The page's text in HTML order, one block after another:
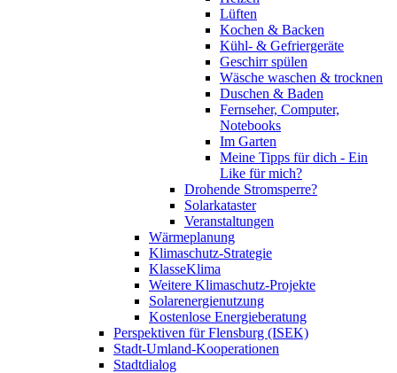
Lüften
Kochen & Backen
Kühl- & Gefriergeräte
Geschirr spülen
Wäsche waschen & trocknen
Duschen & Baden
Fernseher, Computer,
Notebooks
Im Garten
Meine Tipps für dich - Ein
Like für mich?
Drohende Stromsperre?
Solarkataster
Veranstaltungen
Wärmeplanung
Klimaschutz-Strategie
KlasseKlima
Weitere Klimaschutz-Projekte
Solarenergienutzung
Kostenlose Energieberatung
Perspektiven für Flensburg (ISEK)
Stadt-Umland-Kooperationen
Stadtdialog